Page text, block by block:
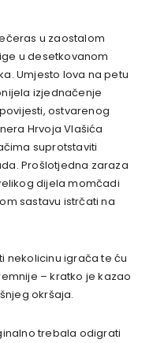
u zaostalom
u desetkovanom
Umjesto lova na petu
izjednačenje
ostvarenog
Hrvoja Vlašića
suprotstaviti
Prošlotjedna zaraza
dijela momčadi
sastavu istrčati na
nekolicinu igrača te ću
– kratko je kazao
okršaja.
trebala odigrati